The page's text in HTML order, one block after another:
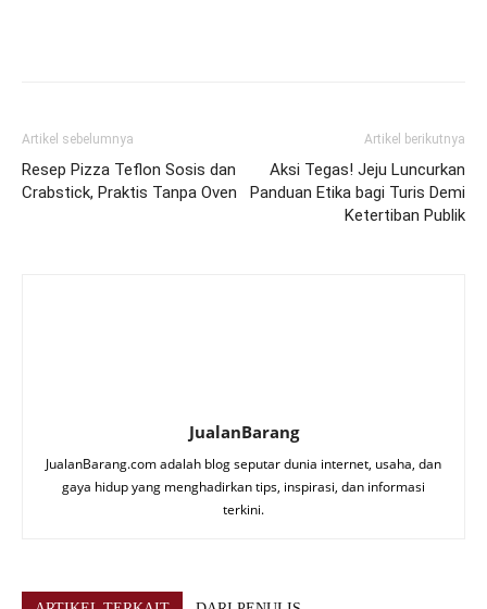
Artikel sebelumnya
Resep Pizza Teflon Sosis dan
Crabstick, Praktis Tanpa Oven
Artikel berikutnya
Aksi Tegas! Jeju Luncurkan
Panduan Etika bagi Turis Demi
Ketertiban Publik
JualanBarang
JualanBarang.com adalah blog seputar dunia internet, usaha, dan
gaya hidup yang menghadirkan tips, inspirasi, dan informasi
terkini.